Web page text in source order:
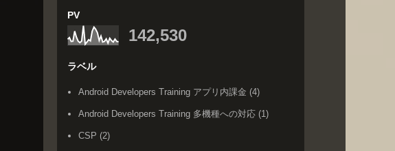
PV
142,530
ラベル
Android Developers Training アプリ内課金 (4)
Android Developers Training 多機種への対応 (1)
CSP (2)